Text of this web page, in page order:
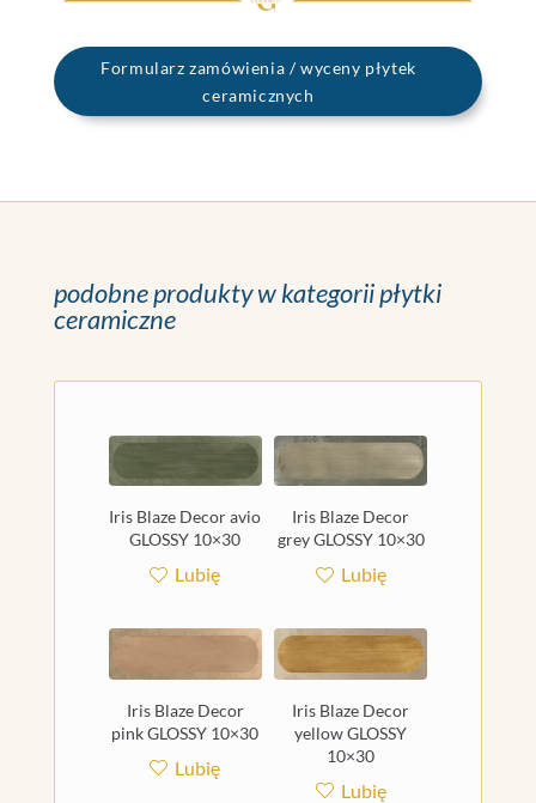
Formularz zamówienia / wyceny płytek
ceramicznych
podobne produkty w kategorii płytki
ceramiczne
Iris Blaze Decor avio
GLOSSY 10×30
Lubię
Iris Blaze Decor
grey GLOSSY 10×30
Lubię
Iris Blaze Decor
pink GLOSSY 10×30
Lubię
Iris Blaze Decor
yellow GLOSSY
10×30
Lubię